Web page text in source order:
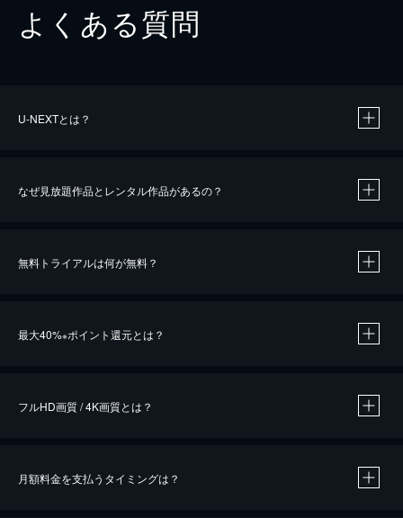
よくある質問
U-NEXTとは？
なぜ見放題作品とレンタル作品があるの？
無料トライアルは何が無料？
最大40%※ポイント還元とは？
※40％ポイント還元の対象は、クレジットカード決済による作品の購入 / レンタルです。
フルHD画質 / 4K画質とは？
月額料金を支払うタイミングは？